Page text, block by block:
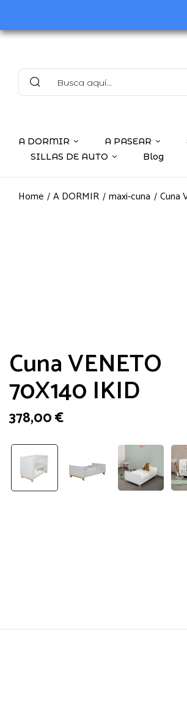
A DORMIR A PASEAR
SILLAS DE AUTO
Blog
Home A DORMIR maxi-cuna Cuna
Cuna VENETO
70X140 IKID
378,00€